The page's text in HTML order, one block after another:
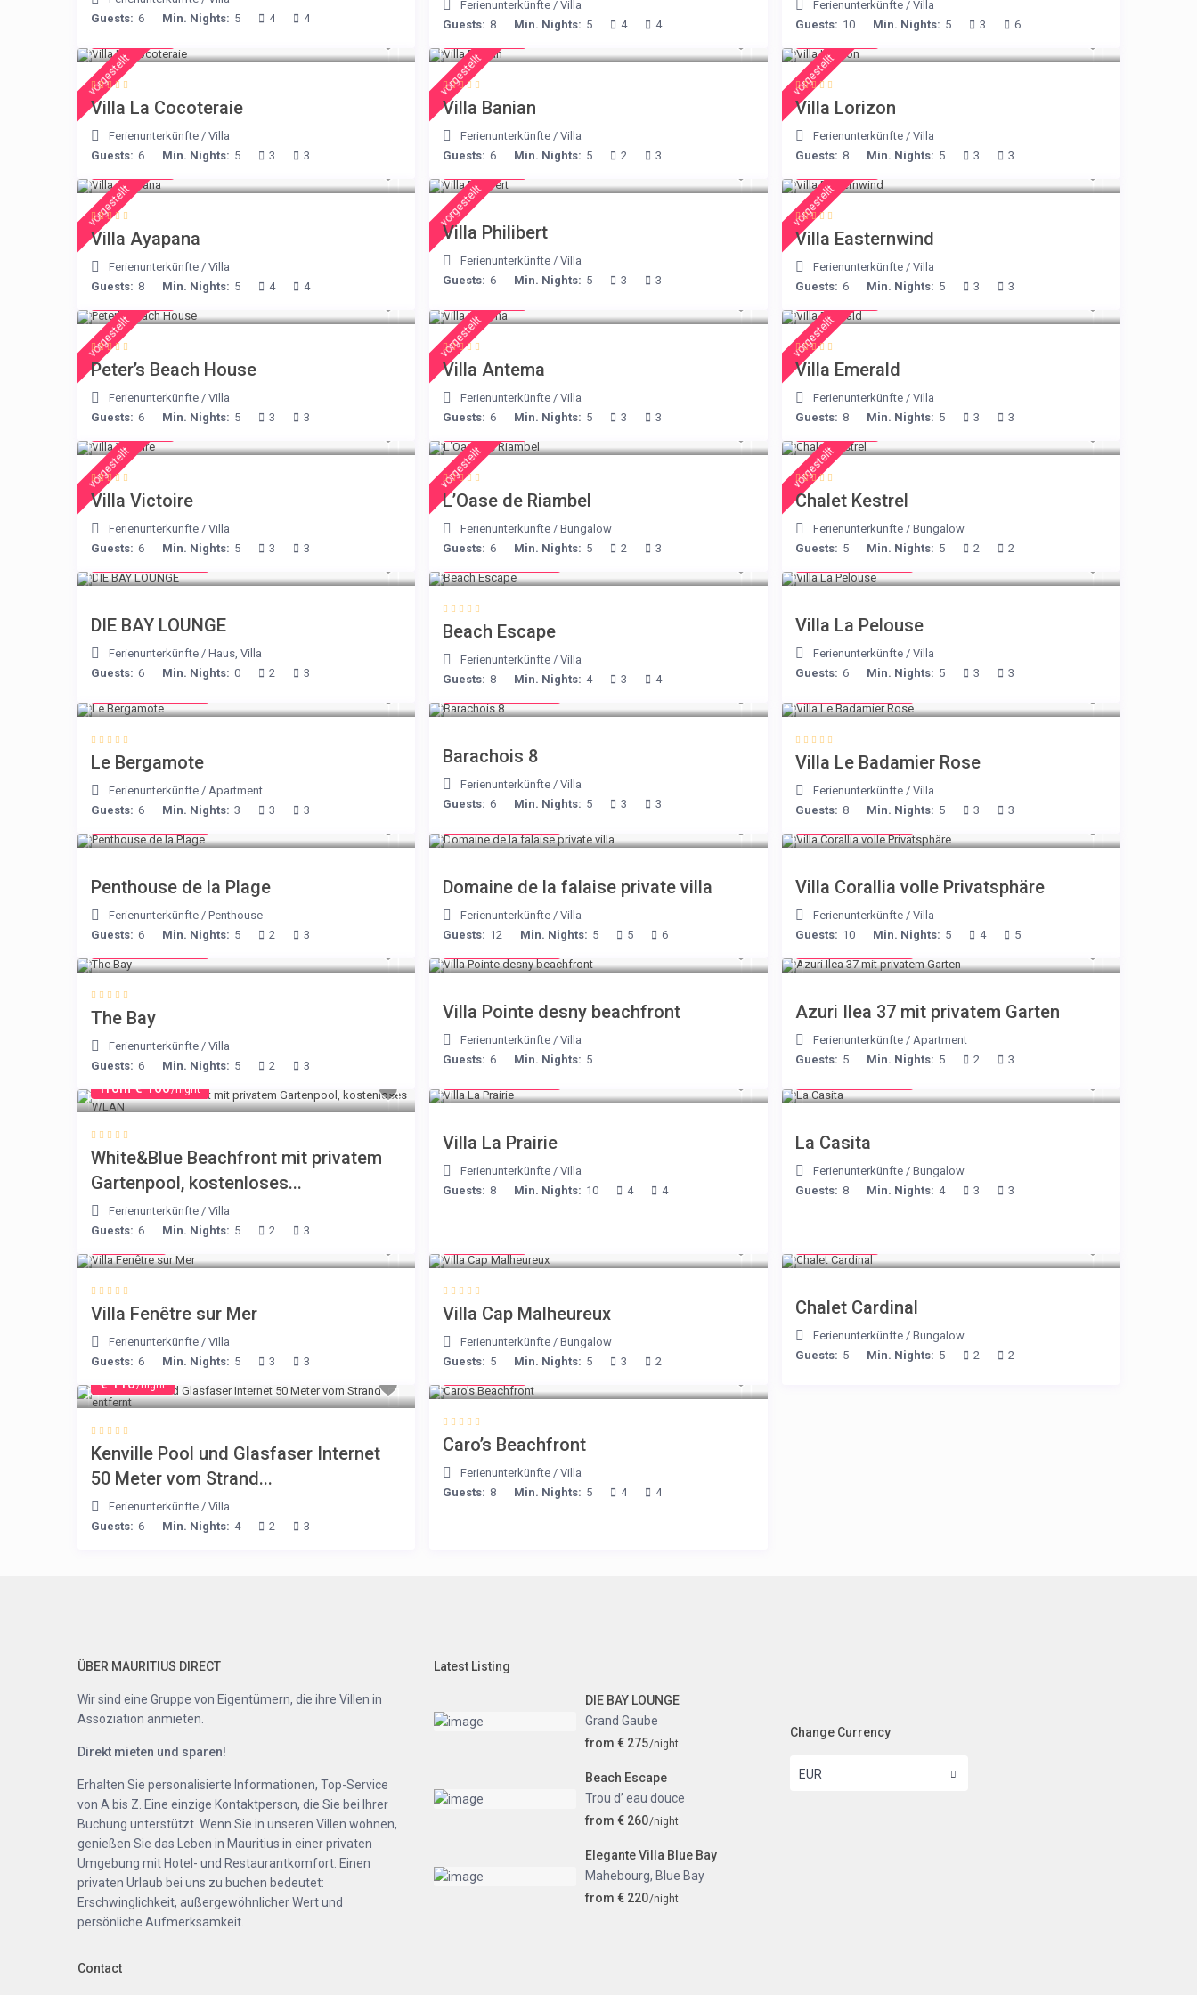
Guests: 6 Min. Nights: 5 4 4
Ferienunterkünfte /Villa
Guests: 8 Min. Nights: 5 4 4
Ferienunterkünfte/ Villa
Guests: 10 Min. Nights: 5 3 6
vorgestellt
Villa La Cocoteraie
Ferienunterkünfte / Villa
Guests: 6 Min. Nights: 5 3 3
vorgestellt
Villa Banian
Ferienunterkünfte /Villa
Guests: 6 Min. Nights: 5 2 3
vorgestellt
Villa Lorizon
Ferienunterkünfte/ Villa
Guests: 8 Min. Nights: 5 3 3
vorgestellt
Villa Ayapana
Ferienunterkünfte / Villa
Guests: 8 Min. Nights: 5 4 4
vorgestellt
Villa Philibert
Ferienunterkünfte /Villa
Guests: 6 Min. Nights: 5 3 3
vorgestellt
Villa Easternwind
Ferienunterkünfte/ Villa
Guests: 6 Min. Nights: 5 3 3
vorgestellt
Peter’s Beach House
Ferienunterkünfte / Villa
Guests: 6 Min. Nights: 5 3 3
vorgestellt
Villa Antema
Ferienunterkünfte /Villa
Guests: 6 Min. Nights: 5 3 3
vorgestellt
Villa Emerald
Ferienunterkünfte/ Villa
Guests: 8 Min. Nights: 5 3 3
vorgestellt
Villa Victoire
Ferienunterkünfte / Villa
Guests: 6 Min. Nights: 5 3 3
vorgestellt
L’Oase de Riambel
Ferienunterkünfte /Bungalow
Guests: 6 Min. Nights: 5 2 3
vorgestellt
Chalet Kestrel
Ferienunterkünfte/ Bungalow
Guests: 5 Min. Nights: 5 2 2
DIE BAY LOUNGE
Ferienunterkünfte / Haus, Villa
Guests: 6 Min. Nights: 0 2 3
Beach Escape
Ferienunterkünfte /Villa
Guests: 8 Min. Nights: 4 3 4
Villa La Pelouse
Ferienunterkünfte/ Villa
Guests: 6 Min. Nights: 5 3 3
Le Bergamote
Ferienunterkünfte / Apartment
Guests: 6 Min. Nights: 3 3 3
Barachois 8
Ferienunterkünfte /Villa
Guests: 6 Min. Nights: 5 3 3
Villa Le Badamier Rose
Ferienunterkünfte/ Villa
Guests: 8 Min. Nights: 5 3 3
Penthouse de la Plage
Ferienunterkünfte / Penthouse
Guests: 6 Min. Nights: 5 2 3
Domaine de la falaise private villa
Ferienunterkünfte /Villa
Guests: 12 Min. Nights: 5 5 6
Villa Corallia volle Privatsphäre
Ferienunterkünfte/ Villa
Guests: 10 Min. Nights: 5 4 5
The Bay
Ferienunterkünfte / Villa
Guests: 6 Min. Nights: 5 2 3
Villa Pointe desny beachfront
Ferienunterkünfte /Villa
Guests: 6 Min. Nights: 5
Azuri Ilea 37 mit privatem Garten
Ferienunterkünfte/ Apartment
Guests: 5 Min. Nights: 5 2 3
from € 160/night
White&Blue Beachfront mit privatem
Gartenpool, kostenloses...
Ferienunterkünfte / Villa
Guests: 6 Min. Nights: 5 2 3
Villa La Prairie
Ferienunterkünfte /Villa
Guests: 8 Min. Nights: 10 4 4
La Casita
Ferienunterkünfte/ Bungalow
Guests: 8 Min. Nights: 4 3 3
Villa Fenêtre sur Mer
Ferienunterkünfte / Villa
Guests: 6 Min. Nights: 5 3 3
Villa Cap Malheureux
Ferienunterkünfte /Bungalow
Guests: 5 Min. Nights: 5 3 2
Chalet Cardinal
Ferienunterkünfte/ Bungalow
Guests: 5 Min. Nights: 5 2 2
€ 110/night
Kenville Pool und Glasfaser Internet
50 Meter vom Strand...
Ferienunterkünfte / Villa
Guests: 6 Min. Nights: 4 2 3
Caro’s Beachfront
Ferienunterkünfte /Villa
Guests: 8 Min. Nights: 5 4 4
ÜBER MAURITIUS DIRECT
Wir sind eine Gruppe von Eigentümern, die ihre Villen in
Assoziation anmieten.
Direkt mieten und sparen!
Erhalten Sie personalisierte Informationen, Top-Service
von A bis Z. Eine einzige Kontaktperson, die Sie bei Ihrer
Buchung unterstützt. Wenn Sie in unseren Villen wohnen,
genießen Sie das Leben in Mauritius in einer privaten
Umgebung mit Hotel- und Restaurantkomfort. Einen
privaten Urlaub bei uns zu buchen bedeutet:
Erschwinglichkeit, außergewöhnlicher Wert und
persönliche Aufmerksamkeit.
Contact
Latest Listing
DIE BAY LOUNGE
Grand Gaube
from € 275/night
Beach Escape
Trou d’ eau douce
from € 260/night
Elegante Villa Blue Bay
Mahebourg, Blue Bay
from € 220/night
Change Currency
EUR